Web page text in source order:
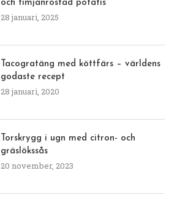
och timjanrostad potatis
28 januari, 2025
Tacogratäng med köttfärs – världens
godaste recept
28 januari, 2020
Torskrygg i ugn med citron- och
gräslökssås
20 november, 2023